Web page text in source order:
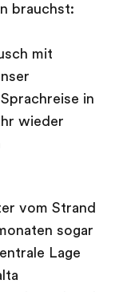
brauchst:
mit
in
wieder
vom Strand
sogar
Lage